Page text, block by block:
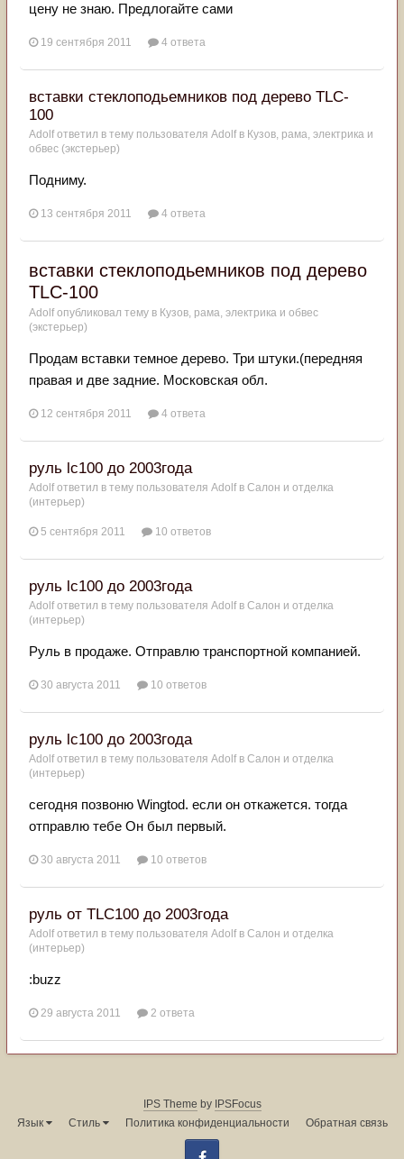
цену не знаю. Предлогайте сами
19 сентября 2011 4 ответа
вставки стеклоподьемников под дерево TLC-
100
Adolfответил в тему пользователя Adolfв Кузов, рама, электрика и
обвес (экстерьер)
Подниму.
13 сентября 2011 4 ответа
вставки стеклоподьемников под дерево
TLC-100
Adolfопубликовал тему в Кузов, рама, электрика и обвес
(экстерьер)
Продам вставки темное дерево. Три штуки.(передняя
правая и две задние. Московская обл.
12 сентября 2011 4 ответа
руль lc100 до 2003года
Adolfответил в тему пользователя Adolfв Салон и отделка
(интерьер)
5 сентября 2011 10 ответов
руль lc100 до 2003года
Adolfответил в тему пользователя Adolfв Салон и отделка
(интерьер)
Руль в продаже. Отправлю транспортной компанией.
30 августа 2011 10 ответов
руль lc100 до 2003года
Adolfответил в тему пользователя Adolfв Салон и отделка
(интерьер)
сегодня позвоню Wingtod. если он откажется. тогда
отправлю тебе Он был первый.
30 августа 2011 10 ответов
руль от TLC100 до 2003года
Adolfответил в тему пользователя Adolfв Салон и отделка
(интерьер)
:buzz
29 августа 2011 2 ответа
IPS Theme by IPSFocus
Язык
Стиль Политика конфиденциальности Обратная связь